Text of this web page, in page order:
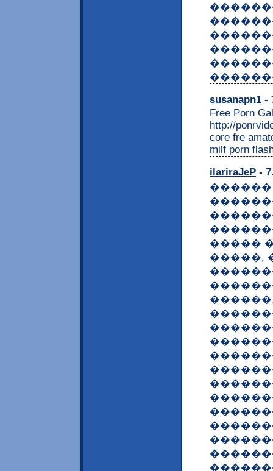
susanapn1 -
Free Porn
http://
core fre
milf porn
ilariraJeP -
�����
�����,